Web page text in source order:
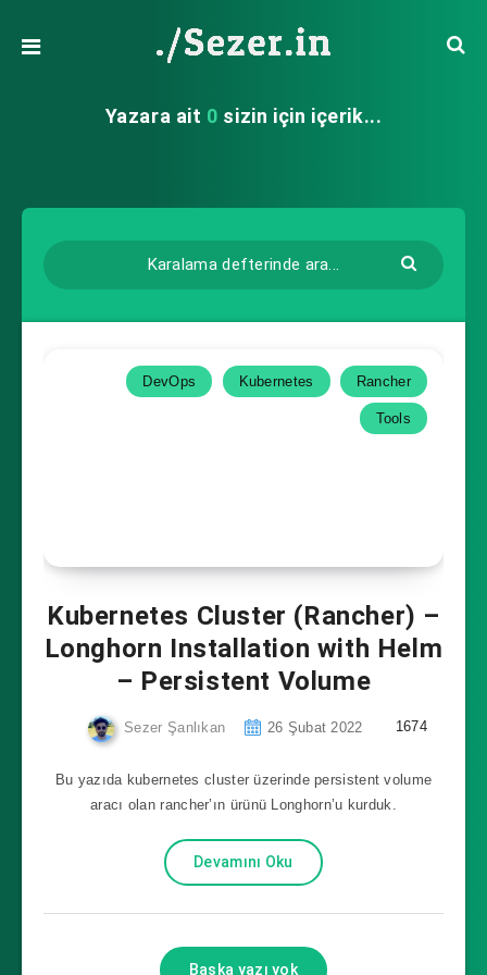
Yazara ait 0 sizin için içerik...
DevOps Kubernetes Rancher
Tools
Kubernetes Cluster (Rancher) –
Longhorn Installation with Helm
– Persistent Volume
Sezer Şanlıkan 26 Şubat 2022 1674
Bu yazıda kubernetes cluster üzerinde persistent volume
aracı olan rancher’ın ürünü Longhorn’u kurduk.
Devamını Oku
Başka yazı yok